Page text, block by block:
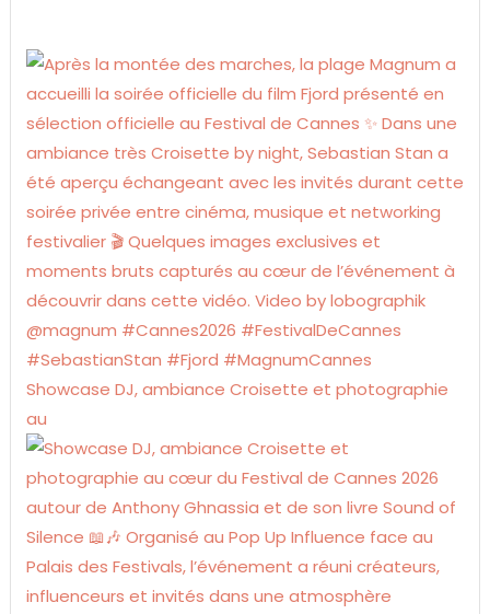
Showcase DJ, ambiance Croisette et photographie
au